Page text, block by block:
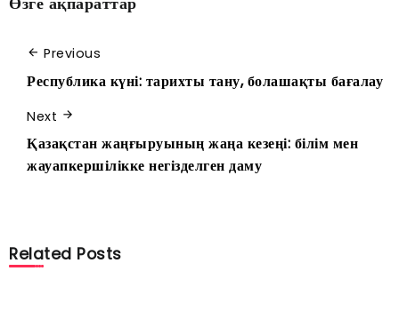
Previous
Республика күні: тарихты тану, болашақты бағалау
Next
Қазақстан жаңғыруының жаңа кезеңі: білім мен
жауапкершілікке негізделген даму
Related Posts